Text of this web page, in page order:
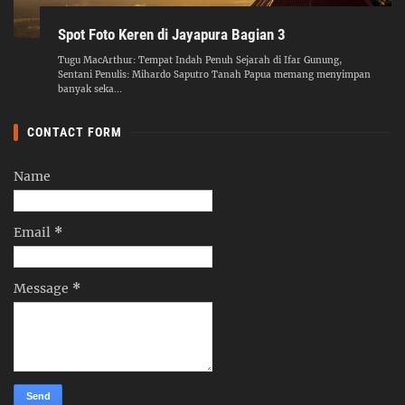
Spot Foto Keren di Jayapura Bagian 3
Tugu MacArthur: Tempat Indah Penuh Sejarah di Ifar Gunung,
Sentani Penulis: Mihardo Saputro Tanah Papua memang menyimpan
banyak seka...
CONTACT FORM
Name
Email *
Message *